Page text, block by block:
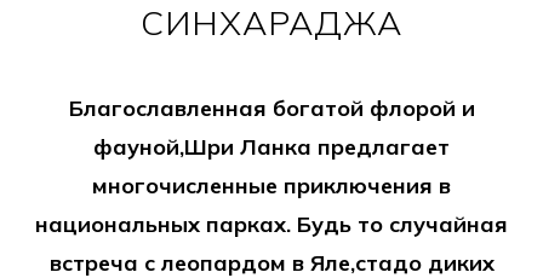
СИНХАРАДЖА
Благославленная богатой флорой и
фауной,Шри Ланка предлагает
многочисленные приключения в
национальных парках. Будь то случайная
встреча с леопардом в Яле,стадо диких